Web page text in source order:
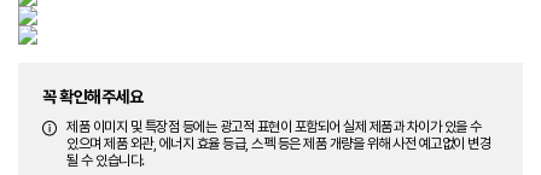
꼭 확인해주세요
제품 이미지 및 특장점 등에는 광고적 표현이 포함되어 실제 제품과 차이가 있을 수
있으며 제품 외관, 에너지 효율 등급, 스펙 등은 제품 개량을 위해 사전 예고없이 변경
될 수 있습니다.